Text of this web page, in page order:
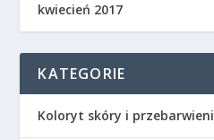
kwiecień 2017
KATEGORIE
Koloryt skóry i